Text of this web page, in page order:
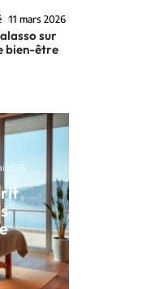
11 mars 2026
sur
bien-être
2026